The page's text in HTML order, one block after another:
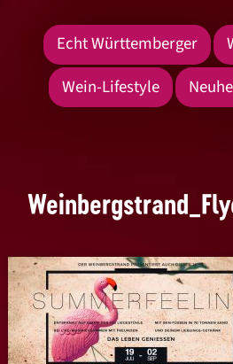
Echt Württemberger
Wein-Lifestyle